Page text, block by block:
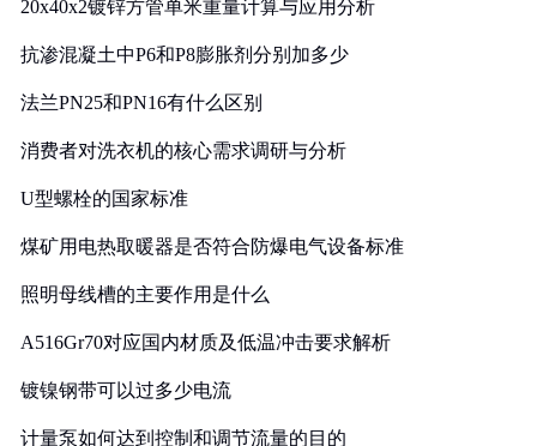
20x40x2镀锌方管单米重量计算与应用分析
抗渗混凝土中P6和P8膨胀剂分别加多少
法兰PN25和PN16有什么区别
消费者对洗衣机的核心需求调研与分析
U型螺栓的国家标准
煤矿用电热取暖器是否符合防爆电气设备标准
照明母线槽的主要作用是什么
A516Gr70对应国内材质及低温冲击要求解析
镀镍钢带可以过多少电流
计量泵如何达到控制和调节流量的目的